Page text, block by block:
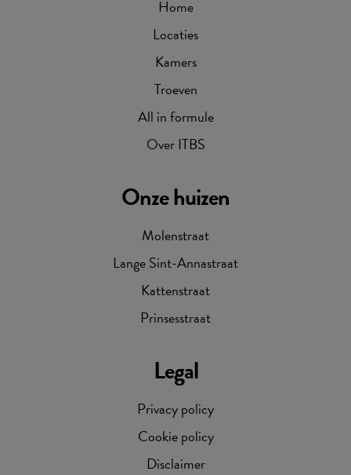
Home
Locaties
Kamers
Troeven
All in formule
Over ITBS
Legal
Privacy policy
Cookie policy
Disclaimer
Onze huizen
Molenstraat
Lange Sint-Annastraat
Kattenstraat
Prinsesstraat